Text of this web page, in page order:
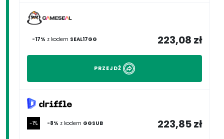
-17% z kodem SEAL17GG 223,08 zł
PRZEJDŹ
-1% -8% z kodem GGSUB 223,85 zł